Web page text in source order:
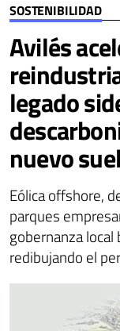
SOSTENIBILIDAD
Avilés
legado
nuevo
Eólica offshore,
parques
gobernanza
redibujando el